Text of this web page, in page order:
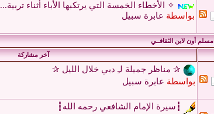
✧ الأخطاء الخمسة التي يرتكبها الأباء أثناء تربية...
بواسطة عابرة سبيل
مسلم أون لاين الثقافــي
آخر مشاركة
✰ مناظر جميلة لـِ دبي خلال الليل ✰
بواسطة عابرة سبيل
┇سيرة الإمام الشافعي رحمه الله┇